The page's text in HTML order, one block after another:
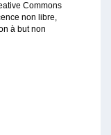
Commons
non libre,
à but non